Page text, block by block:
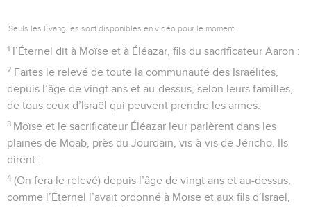
Seuls les Évangiles sont disponibles en vidéo pour le moment.
1 l’Éternel dit à Moïse et à Éléazar, fils du sacrificateur Aaron :
2 Faites le relevé de toute la communauté des Israélites,
depuis l’âge de vingt ans et au-dessus, selon leurs familles,
de tous ceux d’Israël qui peuvent prendre les armes.
3 Moïse et le sacrificateur Éléazar leur parlèrent dans les
plaines de Moab, près du Jourdain, vis-à-vis de Jéricho. Ils
dirent :
4 (On fera le relevé) depuis l’âge de vingt ans et au-dessus,
comme l’Éternel l’avait ordonné à Moïse et aux fils d’Israël,